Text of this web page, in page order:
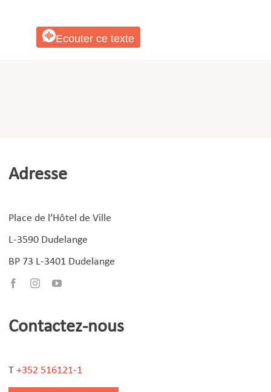
Ecouter ce texte
Adresse
Place de l’Hôtel de Ville
L-3590 Dudelange
BP 73 L-3401 Dudelange
Contactez-nous
T +352 516121-1